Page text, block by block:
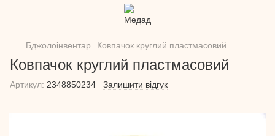
Бджолоінвентар Ковпачок круглий пластмасовий
Ковпачок круглий пластмасовий
Артикул: 2348850234 Залишити відгук